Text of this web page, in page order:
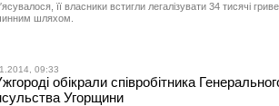
її власники встигли легалізувати 34 тисячі
шляхом.
09:33
обікрали співробітника
Угорщини